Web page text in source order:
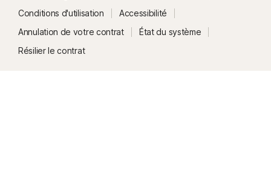
Conditions d'utilisation
Accessibilité
Annulation de votre contrat
État du système
Résilier le contrat